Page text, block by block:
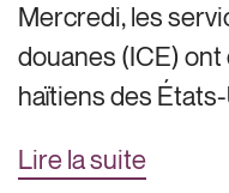
Mercredi, les
douanes (ICE)
haïtiens des
Lire la suite